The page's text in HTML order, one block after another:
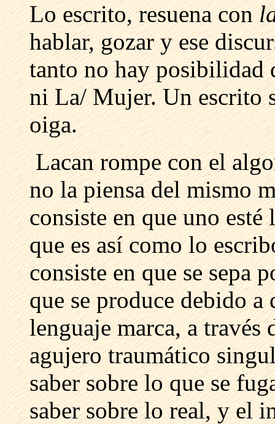
Lo escrito, resuena con
hablar, gozar y ese
tanto no hay posibilidad
ni La/ Mujer. Un escrito
oiga.
Lacan rompe con el
no la piensa del mismo
consiste en que uno
que es así como lo
consiste en que se sepa
que se produce debido
lenguaje marca, a través
agujero traumático
saber sobre lo que se
saber sobre lo real, y el